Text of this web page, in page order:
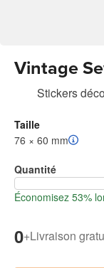
Vintage
Stickers
Taille
76 × 60 mm
Quantité
Économisez 53%
0+Livraison